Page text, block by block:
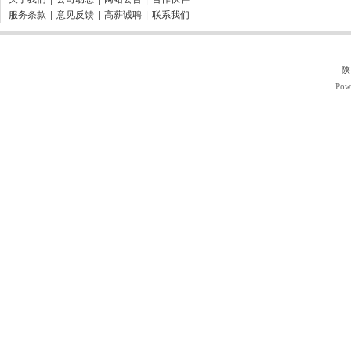
服务条款
意见反馈 高薪诚聘 联系我们